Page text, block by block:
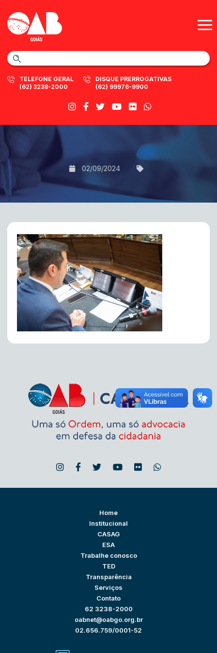
TELEFONE GERAL
(62) 3238-2000
DISQUE PRERROGATIVAS
(62) 99976-9900
02/09/2024
Home
Institucional
CASAG
ESA
Trabalhe conosco
TED
Transparência
Serviços
Contato
62 3238-2000
oabnet@oabgo.org.br
02.656.759/0001-52